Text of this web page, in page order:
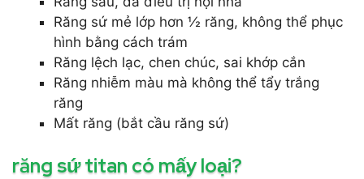
Răng sứ mẻ lớp hơn ½ răng, không thể phục
hình bằng cách trám
Răng lệch lạc, chen chúc, sai khớp cắn
Răng nhiễm màu mà không thể tẩy trắng
răng
Mất răng (bắt cầu răng sứ)
răng sứ titan có mấy loại?